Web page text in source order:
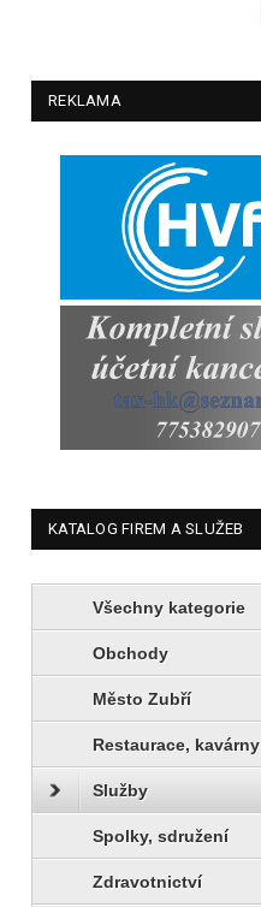
REKLAMA
KATALOG FIREM A SLUŽEB
Všechny kategorie
Obchody
Město Zubří
Restaurace, kavárny
Služby
Spolky, sdružení
Zdravotnictví